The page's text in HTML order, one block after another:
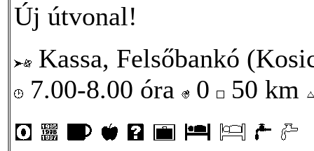
Új útvonal!
Kassa, Felsőbankó
7.00-8.00 óra
0 50 km